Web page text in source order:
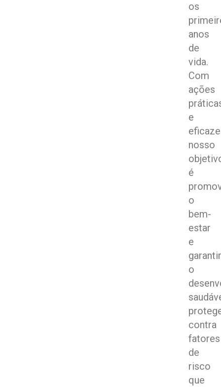
os
anos
de
vida.
Com
ações
e
nosso
é
o
bem-
estar
e
o
contra
fatores
de
risco
que